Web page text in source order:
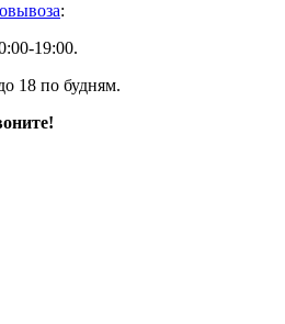
:
19:00.
18 по будням.